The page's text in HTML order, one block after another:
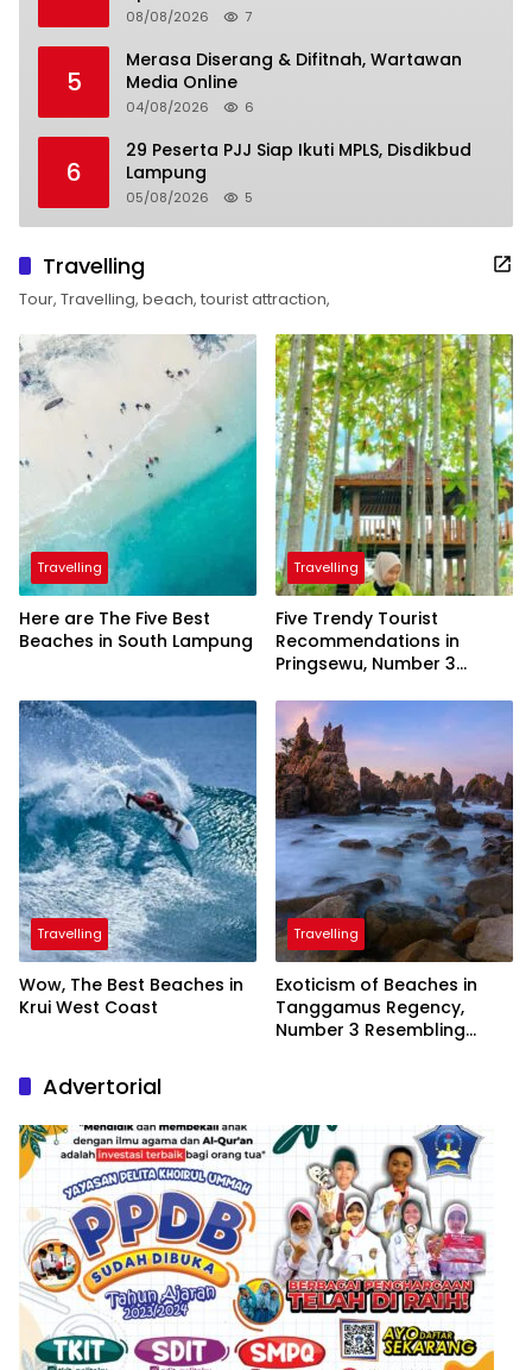
08/08/2026 7
5
Merasa Diserang & Difitnah, Wartawan
Media Online
04/08/2026 6
6
29 Peserta PJJ Siap Ikuti MPLS, Disdikbud
Lampung
05/08/2026 5
Travelling
Tour, Travelling, beach, tourist attraction,
Travelling
Here are The Five Best
Beaches in South Lampung
Travelling
Five Trendy Tourist
Recommendations in
Pringsewu, Number 3
President
Travelling
Wow, The Best Beaches in
Krui West Coast
Travelling
Exoticism of Beaches in
Tanggamus Regency,
Number 3 Resembling
Advertorial